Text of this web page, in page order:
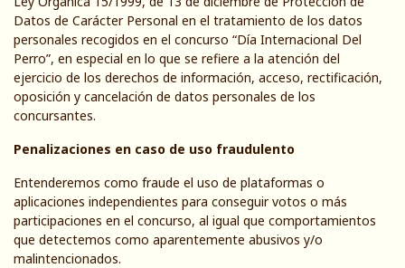
Datos de Carácter Personal en el tratamiento de los datos
personales recogidos en el concurso “Día Internacional Del
Perro”, en especial en lo que se refiere a la atención del
ejercicio de los derechos de información, acceso, rectificación,
oposición y cancelación de datos personales de los
concursantes.
Penalizaciones en caso de uso fraudulento
Entenderemos como fraude el uso de plataformas o
aplicaciones independientes para conseguir votos o más
participaciones en el concurso, al igual que comportamientos
que detectemos como aparentemente abusivos y/o
malintencionados.